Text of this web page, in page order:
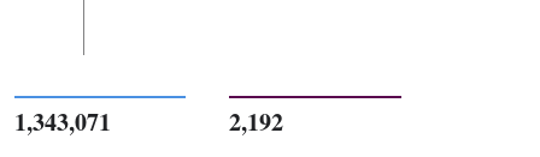
1,343,071 2,192